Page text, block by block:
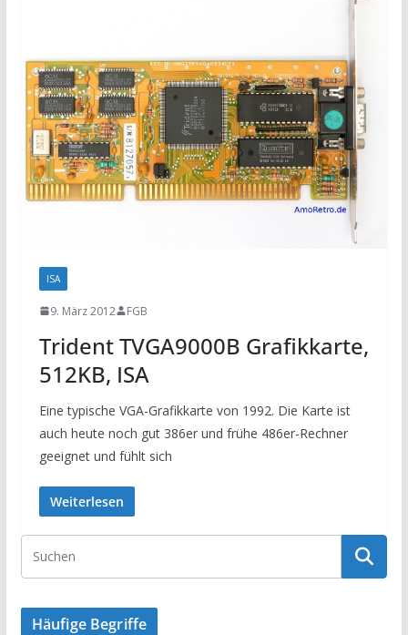
ISA
9. März 2012 FGB
Trident TVGA9000B Grafikkarte,
512KB, ISA
Eine typische VGA-Grafikkarte von 1992. Die Karte ist
auch heute noch gut 386er und frühe 486er-Rechner
geeignet und fühlt sich
Weiterlesen
Häufige Begriffe